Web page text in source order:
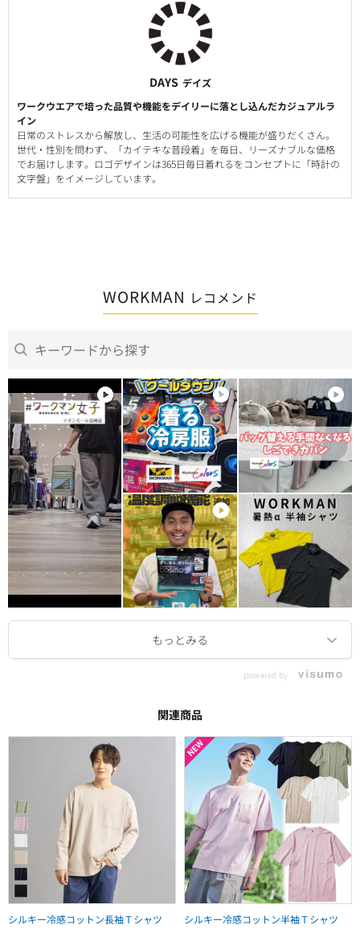
DAYS デイズ
ワークウエアで培った品質や機能をデイリーに落とし込んだカジュアルラ
イン
日常のストレスから解放し、生活の可能性を広げる機能が盛りだくさん。
世代・性別を問わず、「カイテキな普段着」を毎日、リーズナブルな価格
でお届けします。ロゴデザインは365日毎日着れるをコンセプトに「時計の
文字盤」をイメージしています。
WORKMAN レコメンド
powered by
関連商品
シルキー冷感コットン長袖Ｔシャツ シルキー冷感コットン半袖Ｔシャツ